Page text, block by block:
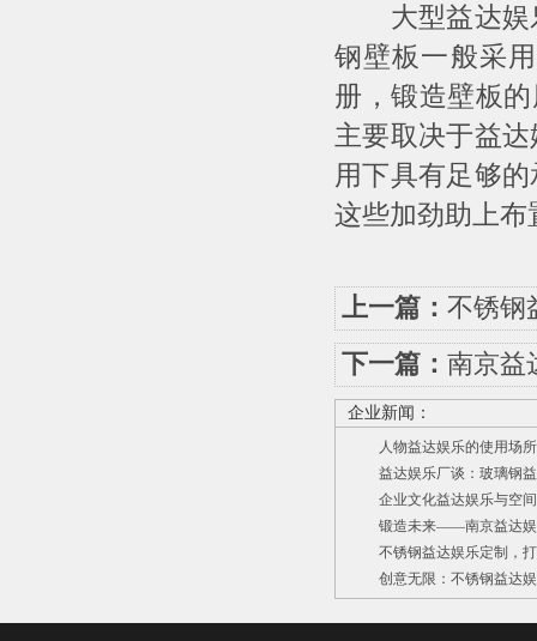
大型益达娱乐
钢壁板一般采
册，锻造壁板
主要取决于益
用下具有足够
这些加劲助上
上一篇： 不锈钢
下一篇： 南京益
企业新闻：
人物益达娱乐的使用场
益达娱乐厂谈：玻璃钢
企业文化益达娱乐与空
锻造未来——南京益达娱
不锈钢益达娱乐定制，
创意无限：不锈钢益达